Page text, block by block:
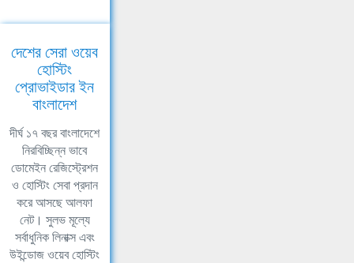
দেশের সেরা ওয়েব
হোস্টিং
প্রোভাইডার ইন
বাংলাদেশ
দীর্ঘ ১৭ বছর বাংলাদেশে
নিরবিচ্ছিন্ন ভাবে
ডোমেইন রেজিস্ট্রেশন
ও হোস্টিং সেবা প্রদান
করে আসছে আলফা
নেট। সুলভ মূল্যে
সর্বাধুনিক লিনাক্স এবং
উইন্ডোজ ওয়েব হোস্টিং